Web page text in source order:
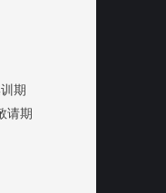
期
请期